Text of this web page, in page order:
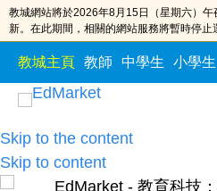
教城網站將於2026年8月15日（星期六）
新。在此期間，相關的網站服務將暫時停止
教城主頁 教師 中學生 小學生
Skip to the content
Skip to content